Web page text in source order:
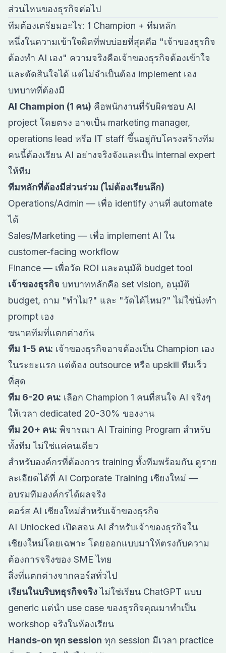
ส่วนไหนของธุรกิจต่อไป
ทีมต้องเตรียมอะไร: 1 Champion + ทีมหลัก
หนึ่งในความเข้าใจผิดที่พบบ่อยที่สุดคือ "เจ้าของธุรกิจ
ต้องทำ AI เอง" ความจริงคือเจ้าของธุรกิจต้องเข้าใจ
และตัดสินใจได้ แต่ไม่จำเป็นต้อง implement เอง
บทบาทที่ต้องมี
AI Champion (1 คน) คือพนักงานที่รับผิดชอบ AI
project โดยตรง อาจเป็น marketing manager,
operations lead หรือ IT staff ขึ้นอยู่กับโครงสร้างทีม
คนนี้ต้องเรียน AI อย่างจริงจังและเป็น internal expert
ให้ทีม
ทีมหลักที่ต้องมีส่วนร่วม (ไม่ต้องเรียนลึก)
Operations/Admin — เพื่อ identify งานที่ automate
ได้
Sales/Marketing — เพื่อ implement AI ใน
customer-facing workflow
Finance — เพื่อวัด ROI และอนุมัติ budget tool
เจ้าของธุรกิจ บทบาทหลักคือ set vision, อนุมัติ
budget, ถาม "ทำไม?" และ "วัดได้ไหม?" ไม่ใช่นั่งทำ
prompt เอง
ขนาดทีมที่แตกต่างกัน
ทีม 1-5 คน: เจ้าของธุรกิจอาจต้องเป็น Champion เอง
ในระยะแรก แต่ต้อง outsource หรือ upskill ทีมเร็ว
ที่สุด
ทีม 6-20 คน: เลือก Champion 1 คนที่สนใจ AI จริงๆ
ให้เวลา dedicated 20-30% ของงาน
ทีม 20+ คน: พิจารณา AI Training Program สำหรับ
ทั้งทีม ไม่ใช่แค่คนเดียว
สำหรับองค์กรที่ต้องการ training ทั้งทีมพร้อมกัน ดูราย
ละเอียดได้ที่ AI Corporate Training เชียงใหม่ —
อบรมทีมองค์กรได้ผลจริง
คอร์ส AI เชียงใหม่สำหรับเจ้าของธุรกิจ
AI Unlocked เปิดสอน AI สำหรับเจ้าของธุรกิจใน
เชียงใหม่โดยเฉพาะ โดยออกแบบมาให้ตรงกับความ
ต้องการจริงของ SME ไทย
สิ่งที่แตกต่างจากคอร์สทั่วไป
เรียนในบริบทธุรกิจจริงไม่ใช่เรียน ChatGPT แบบ
generic แต่นำ use case ของธุรกิจคุณมาทำเป็น
workshop จริงในห้องเรียน
Hands-on ทุก session ทุก session มีเวลา practice